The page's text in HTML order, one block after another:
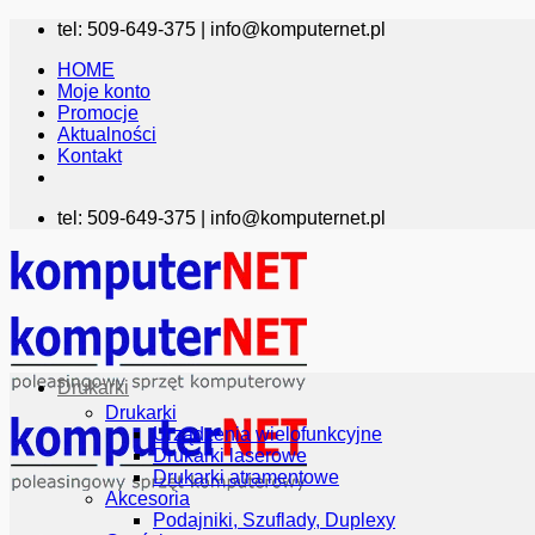
Przewiń
zawartości
tel: 509-649-375 | info@komputernet.pl
HOME
Moje konto
Promocje
Aktualności
Kontakt
tel: 509-649-375 | info@komputernet.pl
Drukarki
Drukarki
Urządzenia wielofunkcyjne
Drukarki laserowe
Drukarki atramentowe
Akcesoria
Podajniki, Szuflady, Duplexy